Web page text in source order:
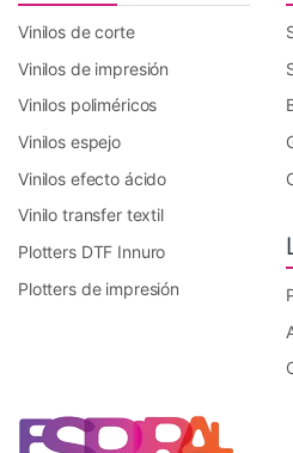
Vinilos de corte
Vinilos de impresión
Vinilos poliméricos
Vinilos espejo
Vinilos efecto ácido
Vinilo transfer textil
Plotters DTF Innuro
Plotters de impresión